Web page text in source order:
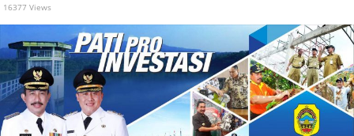
16377 Views